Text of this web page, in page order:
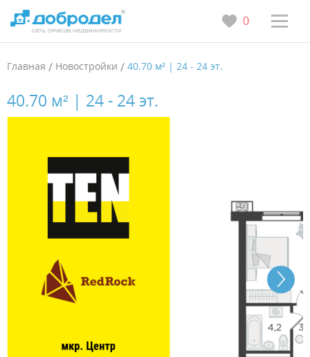
0
Главная / Новостройки / 40.70 м² | 24 - 24 эт.
40.70 м² | 24 - 24 эт.